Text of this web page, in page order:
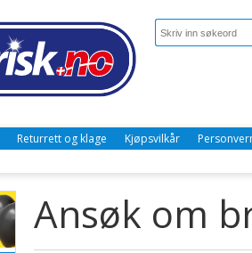
Returrett og klage Kjøpsvilkår
Ansøk om